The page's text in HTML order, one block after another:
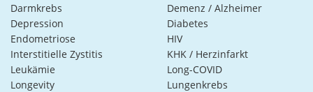
Darmkrebs
Demenz / Alzheimer
Depression
Diabetes
Endometriose
HIV
Interstitielle Zystitis
KHK / Herzinfarkt
Leukämie
Long-COVID
Longevity
Lungenkrebs